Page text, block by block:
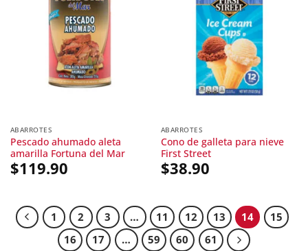
ABARROTES
Pescado ahumado aleta
amarilla Fortuna del Mar
$119.90
ABARROTES
Cono de galleta para nieve
First Street
$38.90
1 2 3 … 11 12 13 14
15
16
17 … 59 60 61